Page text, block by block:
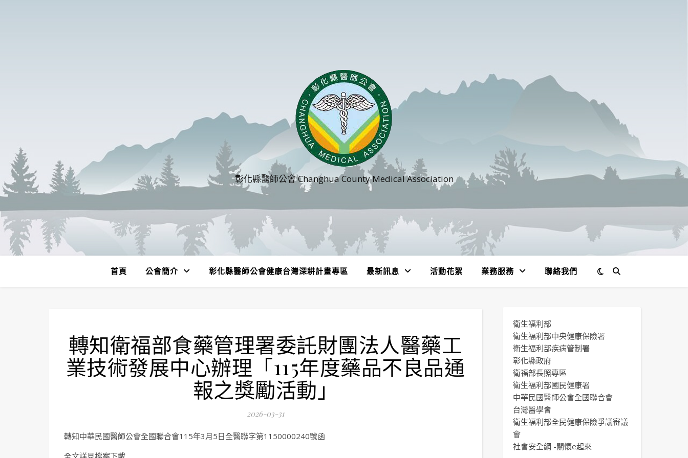
彰化縣醫師公會 Changhua County Medical Association
首頁 公會簡介 彰化縣醫師公會健康台灣深耕計畫專區 最新訊息 活動花絮 業務服務 聯絡我們
轉知衛福部食藥管理署委託財團法人醫藥工
業技術發展中心辦理「115年度藥品不良品通
報之獎勵活動」
2026-03-31
轉知中華民國醫師公會全國聯合會115年3月5日全醫聯字第1150000240號函
全文詳見檔案下載
衛生福利部
衛生福利部中央健康保險署
衛生福利部疾病管制署
彰化縣政府
衛福部長照專區
衛生福利部國民健康署
中華民國醫師公會全國聯合會
台灣醫學會
衛生福利部全民健康保險爭議審議
會
社會安全網 -關懷e起來